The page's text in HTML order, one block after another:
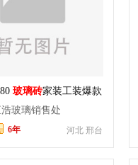
玻璃砖家装工装爆款
玻璃销售处
河北 邢台
6年